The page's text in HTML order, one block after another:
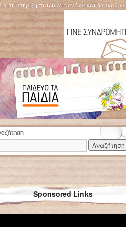
τη στήριξη παιδιών, γονέων και δασκάλων
Sponsored Links